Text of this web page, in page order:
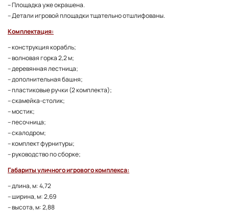
– Площадка уже окрашена.
– Детали игровой площадки тщательно отшлифованы.
Комплектация:
– конструкция корабль;
– волновая горка 2,2 м;
– деревянная лестница;
– дополнительная башня;
– пластиковые ручки (2 комплекта);
– скамейка-столик;
– мостик;
– песочница;
– скалодром;
– комплект фурнитуры;
– руководство по сборке;
Габариты уличного игрового комплекса:
– длина, м: 4,72
– ширина, м: 2,69
– высота, м: 2,88